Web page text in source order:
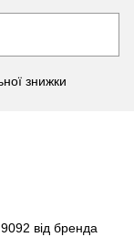
знижки
від бренда